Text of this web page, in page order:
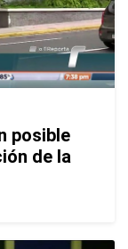
posible
de la